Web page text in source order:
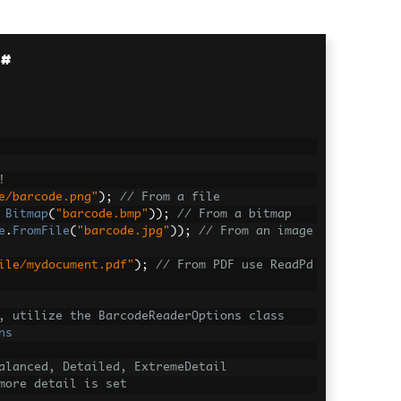
barcode.png" );
// From a file
Bitmap( "barcode.bmp" ));
// From a bitmap
. FromFile( "barcode.jpg" )); // From an image
mydocument.pdf" ); // From PDF use ReadPd
the BarcodeReaderOptions class
Detailed, ExtremeDetail
detail is set